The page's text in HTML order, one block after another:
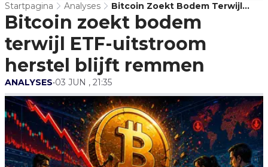
Startpagina Analyses
Bitcoin Zoekt Bodem Terwijl
ETF-Uitstroom Herstel Blijft
Remmen
Bitcoin zoekt bodem
terwijl ETF-uitstroom
herstel blijft remmen
ANALYSES•03 JUN , 21:35